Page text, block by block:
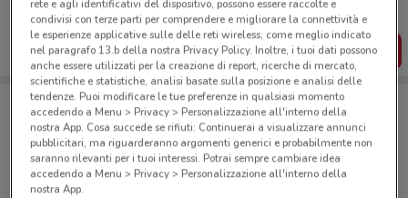
dal tuo cellulare.
SCARICA L’APP
Negozi 1mobile a Rimini
rete e agli identificativi del dispositivo, possono essere raccolte e
condivisi con terze parti per comprendere e migliorare la connettività e
le esperienze applicative sulle delle reti wireless, come meglio indicato
nel paragrafo 13.b della nostra Privacy Policy. Inoltre, i tuoi dati possono
anche essere utilizzati per la creazione di report, ricerche di mercato,
scientifiche e statistiche, analisi basate sulla posizione e analisi delle
tendenze. Puoi modificare le tue preferenze in qualsiasi momento
accedendo a Menu > Privacy > Personalizzazione all'interno della
nostra App. Cosa succede se rifiuti: Continuerai a visualizzare annunci
pubblicitari, ma riguarderanno argomenti generici e probabilmente non
saranno rilevanti per i tuoi interessi. Potrai sempre cambiare idea
accedendo a Menu > Privacy > Personalizzazione all'interno della
nostra App.